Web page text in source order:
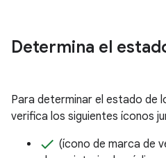
Determina el
Para determinar el estado de
verifica los siguientes íconos
done (ícono de marca de